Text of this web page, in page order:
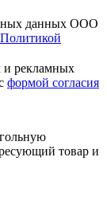
данных ООО
Политикой
и рекламных
формой согласия
товар и